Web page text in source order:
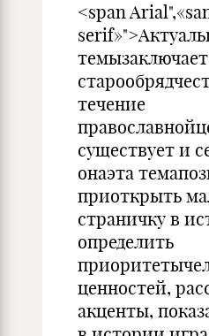
<span
течение
существует и
онаэта
приоткрыть
страничку в
определить
ценностей,
акценты,